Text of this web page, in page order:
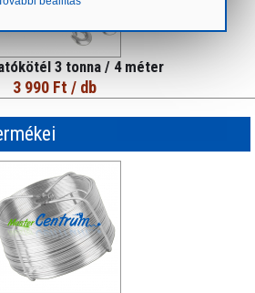
3 tonna / 4 méter
3 990 Ft / db